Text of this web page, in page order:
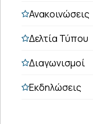
Ανακοινώσεις
Δελτία Τύπου
Διαγωνισμοί
Εκδηλώσεις